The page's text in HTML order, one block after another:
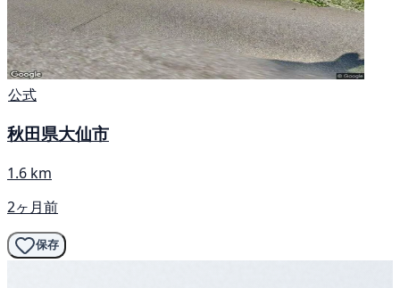
公式
秋田県大仙市
1.6 km
2ヶ月前
保存